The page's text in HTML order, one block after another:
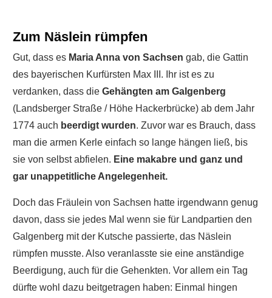
Zum Näslein rümpfen
Gut, dass es Maria Anna von Sachsen gab, die Gattin
des bayerischen Kurfürsten Max III. Ihr ist es zu
verdanken, dass die Gehängten am Galgenberg
(Landsberger Straße / Höhe Hackerbrücke) ab dem Jahr
1774 auch beerdigt wurden. Zuvor war es Brauch, dass
man die armen Kerle einfach so lange hängen ließ, bis
sie von selbst abfielen. Eine makabre und ganz und
gar unappetitliche Angelegenheit.
Doch das Fräulein von Sachsen hatte irgendwann genug
davon, dass sie jedes Mal wenn sie für Landpartien den
Galgenberg mit der Kutsche passierte, das Näslein
rümpfen musste. Also veranlasste sie eine anständige
Beerdigung, auch für die Gehenkten. Vor allem ein Tag
dürfte wohl dazu beitgetragen haben: Einmal hingen